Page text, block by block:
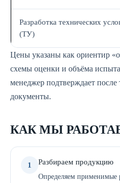
Разработка технических
(ТУ)
Цены указаны как ориентир
схемы оценки и объёма
менеджер подтверждает после
документы.
КАК МЫ
1 Разбираем продукцию
Определяем применимые